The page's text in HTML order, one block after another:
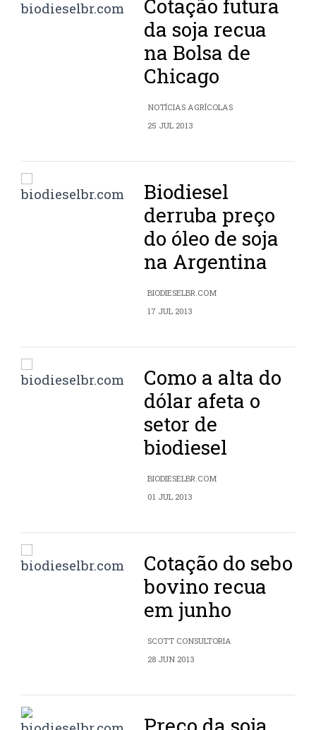
Cotação futura
da soja recua
na Bolsa de
Chicago
NOTÍCIAS AGRÍCOLAS
25 JUL 2013
Biodiesel
derruba preço
do óleo de soja
na Argentina
BIODIESELBR.COM
17 JUL 2013
Como a alta do
dólar afeta o
setor de
biodiesel
BIODIESELBR.COM
01 JUL 2013
Cotação do sebo
bovino recua
em junho
SCOTT CONSULTORIA
28 JUN 2013